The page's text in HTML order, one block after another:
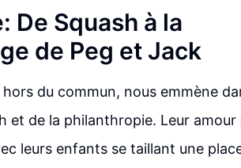
De Squash à la
de Peg et Jack
du commun, nous emmène
et de la philanthropie. Leur amour
leurs enfants se taillant une